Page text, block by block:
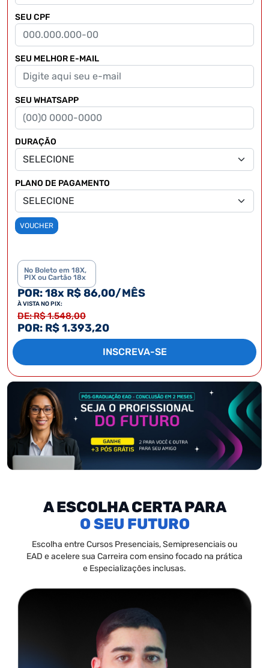
SEU CPF
SEU MELHOR E-MAIL
SEU WHATSAPP
DURAÇÃO
PLANO DE PAGAMENTO
VOUCHER
No Boleto em 18X,
PIX ou Cartão 18x
POR: 18x R$ 86,00/MÊS
À VISTA NO PIX:
DE: R$ 1.548,00
POR: R$ 1.393,20
INSCREVA-SE
A ESCOLHA CERTA PARA
SEU FUTURO
Escolha entre Cursos Presenciais, Semipresenciais ou
EAD e acelere sua Carreira com ensino focado na prática
e Especializações inclusas.